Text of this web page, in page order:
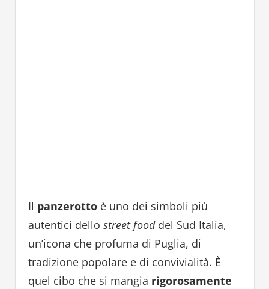
Il panzerottoè uno dei simboli più
autentici dello street fooddel Sud Italia,
un’icona che profuma di Puglia, di
tradizione popolare e di convivialità. È
quel cibo che si mangia rigorosamente